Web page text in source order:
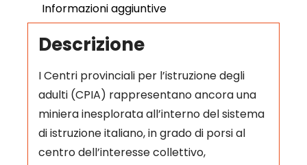
Informazioni aggiuntive
Descrizione
I Centri provinciali per l’istruzione degli
adulti (CPIA) rappresentano ancora una
miniera inesplorata all’interno del sistema
di istruzione italiano, in grado di porsi al
centro dell’interesse collettivo,